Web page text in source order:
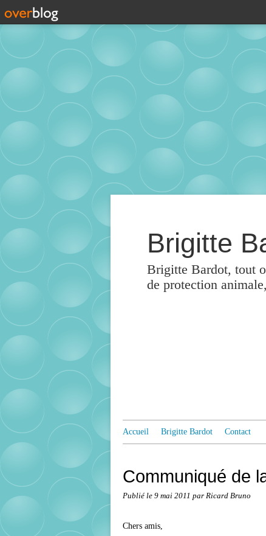
Brigitte
Brigitte Bardot, tout
de protection
Accueil Brigitte Bardot Contact
Communiqué de
Publié le 9 mai 2011 par Ricard Bruno
Chers amis,